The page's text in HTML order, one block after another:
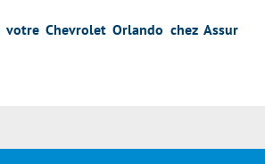
Chevrolet Orlando chez Assur